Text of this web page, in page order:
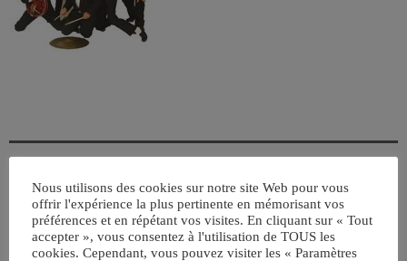
ÉCRIT PAR:JEAN-CLAUDE
Nous utilisons des cookies sur notre site Web pour vous
offrir l'expérience la plus pertinente en mémorisant vos
préférences et en répétant vos visites. En cliquant sur « Tout
accepter », vous consentez à l'utilisation de TOUS les
cookies. Cependant, vous pouvez visiter les « Paramètres